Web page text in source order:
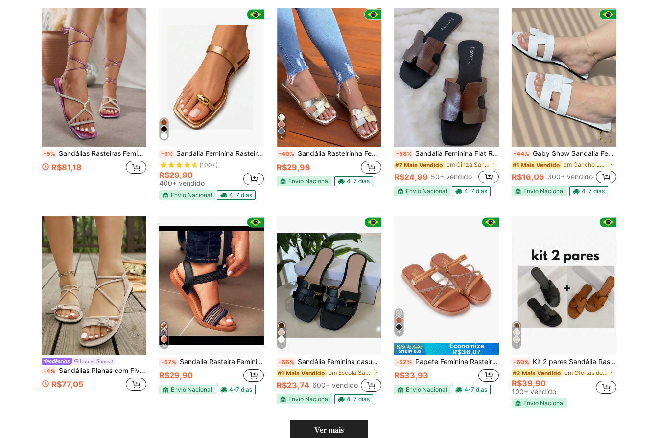
-5% Sandálias Rasteiras Femininas Metálicas Brilhantes Roxas com Strass, Tira Cruzada e Design de Bico Aberto, Elegantes e Bonitas
R$81,18
-9% Sandália Feminina Rasteirinha Confortavél Casual Verão Elegante Luxo
(100+)
R$29,90
400+ vendido
Envio Nacional 4-7 dias
4
-40% Sandália Rasteirinha Feminina Macia e Confortável F19
R$29,98
Envio Nacional 4-7 dias
-58% Sandália Feminina Flat Rasteira H Moda Rasteirinha Verão Dia a Dia, Confortável, Solado antiderrapante 091 rasteirinha elegante
#7 Mais Vendido em Cinza Sandálias Femininas
R$24,99 50+ vendido
Envio Nacional 4-7 dias
-44% Gaby Show Sandália Feminina Serena 03 H Em Couro Sintético Para o Dia a Dia, Rasteirinha Bico Reto Elegante Chique Moderno Casual
#1 Mais Vendido em Gancho Loop Sandálias Femininas
R$16,06 300+ vendido
Envio Nacional 4-7 dias
Lumer Shoes
-4% Sandálias Planas com Fivela de Strass para Mulheres, Tira Elástica Cruzada no Tornozelo, Sapatos Abertos na Ponta, Adequados para Praia, Férias e Uso Diário, Sapatos Casuais de Verão
R$77,05
18
-67% Sandalia Rasteira Feminina Elastico
R$29,90
Envio Nacional 4-7 dias
4
-66% Sandália Feminina casual rasteira verão sandália feminina confortável sapatos feminina elegante
#1 Mais Vendido em Escola Sandálias Femininas
R$23,74 600+ vendido
Envio Nacional 4-7 dias
5
Economize
R$36,07
-52% Papete Feminina Rasteirinha Tiras de Brilho Luxo
R$33,93
Envio Nacional 4-7 dias
4
-60% Kit 2 pares Sandália Rasteira h Feminina Moderna Estilosa
#2 Mais Vendido em Ofertas de novos produtos Sandálias Flat Femini
R$39,90
100+ vendido
Envio Nacional
Ver mais